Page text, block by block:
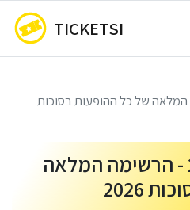
TICKETSI
- הרשימה המלאה של כל ההופעות בסוכות
הצגות סוכות 2026 - הרשימה המלאה
2026